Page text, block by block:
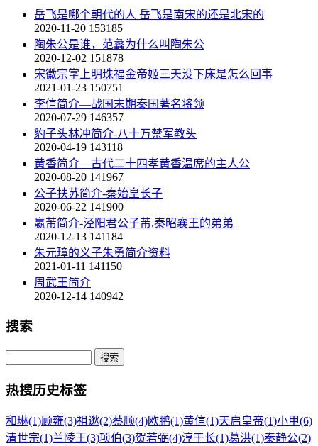
岳飞是哪个朝代的人 岳飞是南宋的还是北宋的
2020-11-20 153185
陶朱公是谁，范蠡为什么叫陶朱公
2020-12-02 151878
宋徽宗掌上明珠福金帝姬三天没下床是怎么回事
2021-01-23 150751
李信简介—战国末期秦国著名将领
2020-07-29 146357
豹子头林冲简介-八十万禁军教头
2020-04-19 143118
黄香简介—古代二十四孝黄香温席的主人公
2020-08-20 141967
公子扶苏简介-秦始皇长子
2020-06-22 141900
嬴芾简介-泾阳君公子芾,秦昭襄王的弟弟
2020-12-13 141184
朱元璋的义子朱勇简介资料
2021-01-11 141150
周武王简介
2020-12-14 140942
搜索
热搜历史标签
和琳(1)顾雍(3)祖逖(2)蔡顺(4)欧鹏(1)黄信(1)天启皇帝(1)小甲(6)
清世宗(1)兰陵王(3)项伯(3)贺若弼(4)淳于长(1)葛洪(1)秦静公(2)